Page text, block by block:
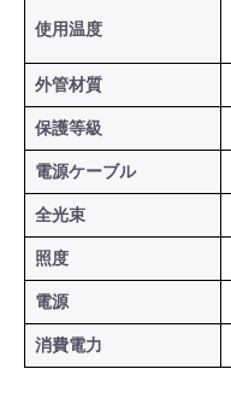
使用温度
外管材質
保護等級
電源ケーブル
全光束
照度
電源
消費電力